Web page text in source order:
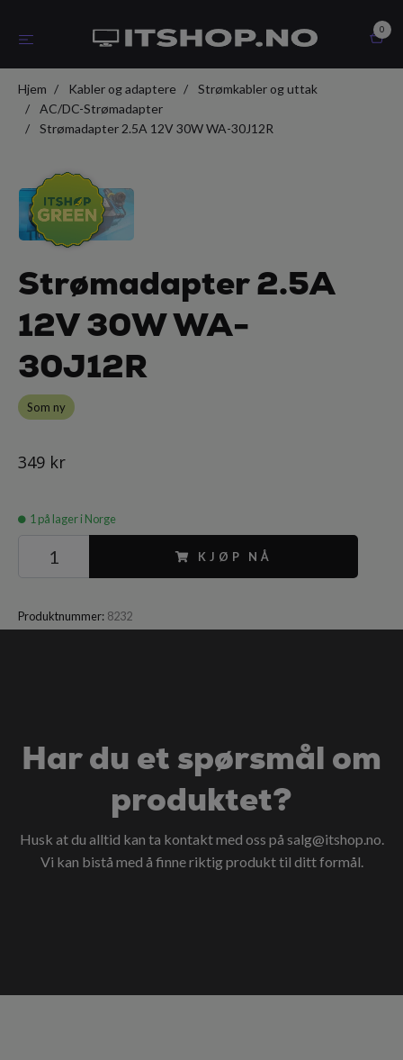
0
Hjem Kabler og adaptere
Strømkabler og uttak
AC/DC-Strømadapter
Strømadapter 2.5A 12V 30W WA-30J12R
Strømadapter 2.5A
12V 30W WA-
30J12R
Som ny
349 kr
1 på lager i Norge
KJØP NÅ
Produktnummer: 8232
Har du et spørsmål om
produktet?
Husk at du alltid kan ta kontakt med oss på salg@itshop.no.
Vi kan bistå med å finne riktig produkt til ditt formål.